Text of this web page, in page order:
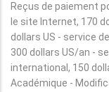
Reçus de paiement
le site Internet, 170
dollars US - service
300 dollars US/an -
international, 150
Académique -